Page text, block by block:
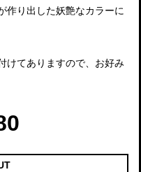
作り出した妖艶なカラーに
けてありますので、お好み